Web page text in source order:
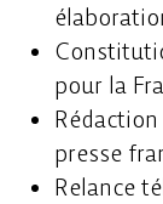
pour la
presse
Relance